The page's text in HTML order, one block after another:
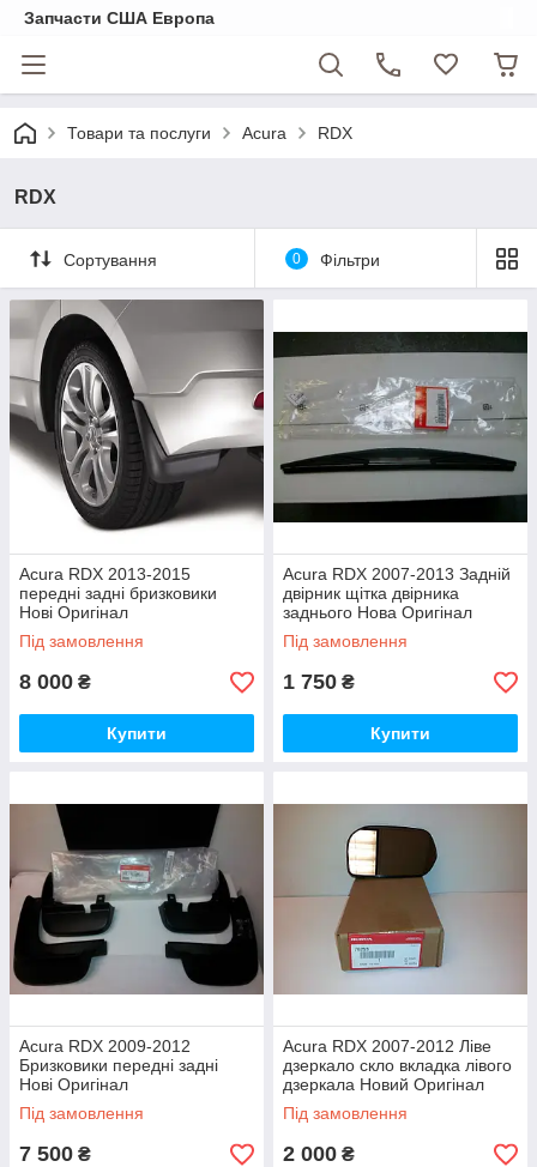
Запчасти США Европа
Товари та послуги Acura RDX
RDX
Сортування 0 Фільтри
Acura RDX 2013-2015
передні задні бризковики
Нові Оригінал
Під замовлення
8 000 ₴
Купити
Acura RDX 2007-2013 Задній
двірник щітка двірника
заднього Нова Оригінал
Під замовлення
1 750 ₴
Купити
Acura RDX 2009-2012
Бризковики передні задні
Нові Оригінал
Під замовлення
7 500 ₴
Acura RDX 2007-2012 Ліве
дзеркало скло вкладка лівого
дзеркала Новий Оригінал
Під замовлення
2 000 ₴